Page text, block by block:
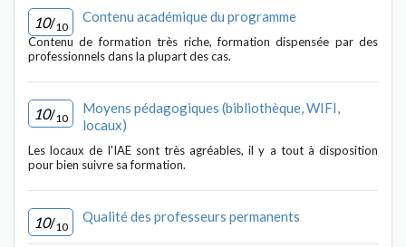
10/10
Contenu académique du programme
Contenu de formation très riche, formation dispensée par des
professionnels dans la plupart des cas.
10/10
Moyens pédagogiques (bibliothèque, WIFI,
locaux)
Les locaux de l'IAE sont très agréables, il y a tout à disposition
pour bien suivre sa formation.
10/10
Qualité des professeurs permanents